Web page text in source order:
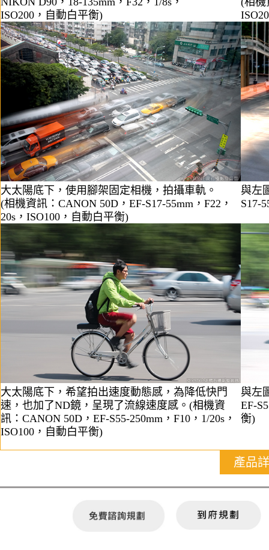
ISO200，自動白平衡)
大太陽底下，使用腳架固定相機，拍攝車軌。
(相機資訊：CANON 50D，EF-S17-55mm，F22，
20s，ISO100，自動白平衡)
與左
S17-
大太陽底下，希望拍出速度動態感，為降低快門
速，也加了ND鏡，呈現了流線速度感。(相機資
訊：CANON 50D，EF-S55-250mm，F10，1/20s，
ISO100，自動白平衡)
與左
EF-
衡)
產品